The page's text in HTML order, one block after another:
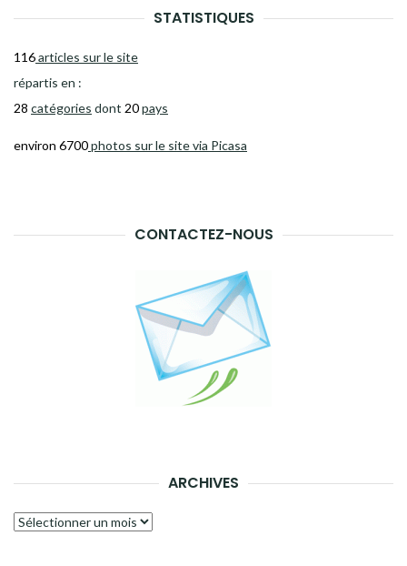
STATISTIQUES
116articles sur le site
répartis en :
28 catégories dont 20pays
environ 6700photos sur le site via Picasa
CONTACTEZ-NOUS
ARCHIVES
Archives